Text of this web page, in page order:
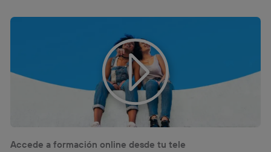
Accede a formación online desde tu tele